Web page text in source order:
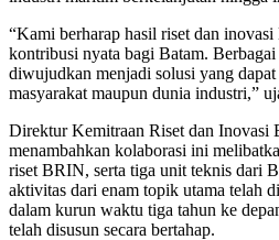
“Kami berharap hasil riset dan
kontribusi nyata bagi Batam.
diwujudkan menjadi solusi yang
masyarakat maupun dunia industri,”
Direktur Kemitraan Riset dan Inovasi
menambahkan kolaborasi ini
riset BRIN, serta tiga unit teknis dari
aktivitas dari enam topik utama telah
dalam kurun waktu tiga tahun ke
telah disusun secara bertahap.